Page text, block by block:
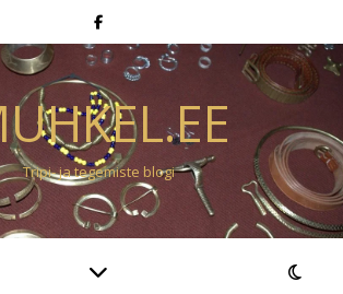
Tripi- ja tegemiste blogi